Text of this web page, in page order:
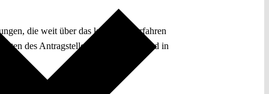
die weit über das konkrete Verfahren
des Antragstellers verschoben - und in